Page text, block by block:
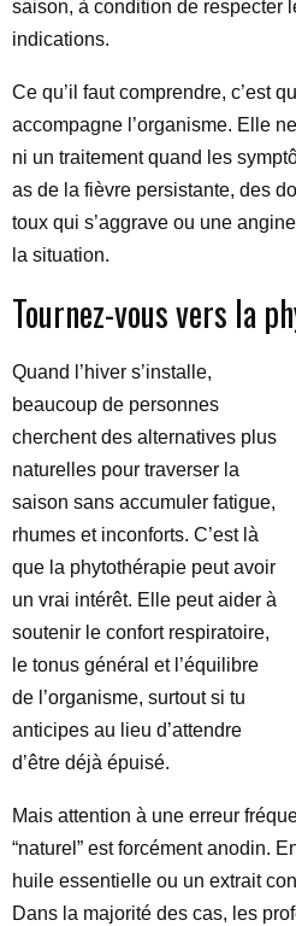
saison, à condition de respecter
indications.
Ce qu’il faut comprendre, c’est
accompagne l’organisme. Elle
ni un traitement quand les
as de la fièvre persistante, des
toux qui s’aggrave ou une
la situation.
Tournez-vous vers la
Quand l’hiver s’installe,
beaucoup de personnes
cherchent des alternatives plus
naturelles pour traverser la
saison sans accumuler fatigue,
rhumes et inconforts. C’est là
que la phytothérapie peut avoir
un vrai intérêt. Elle peut aider à
soutenir le confort respiratoire,
le tonus général et l’équilibre
de l’organisme, surtout si tu
anticipes au lieu d’attendre
d’être déjà épuisé.
Mais attention à une erreur
“naturel” est forcément anodin.
huile essentielle ou un extrait
Dans la majorité des cas, les